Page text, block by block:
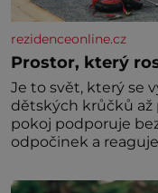
rezidenceonline.cz
Prostor, který
Je to svět, který se
dětských krůčků až
pokoj podporuje
odpočinek a
jednoduchost,